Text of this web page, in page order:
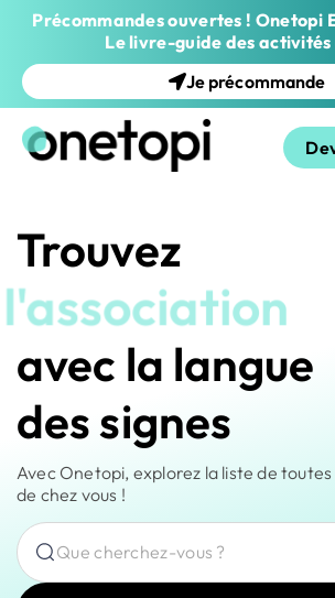
Précommandes ouvertes ! Onetopi
Le livre-guide des activités
Je précommande
Trouvez
l'association
avec la langue
des signes
Avec Onetopi, explorez la liste de
de chez vous !
Que cherchez-vous ?